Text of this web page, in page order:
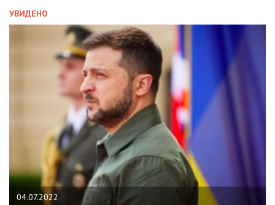
УВИДЕНО
04.07.2022